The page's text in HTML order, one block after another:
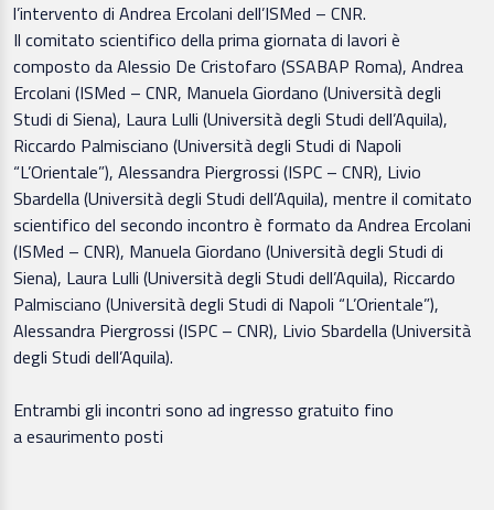
l’intervento di Andrea Ercolani dell’ISMed – CNR.
Il comitato scientifico della prima giornata di lavori è
composto da Alessio De Cristofaro (SSABAP Roma), Andrea
Ercolani (ISMed – CNR, Manuela Giordano (Università degli
Studi di Siena), Laura Lulli (Università degli Studi dell’Aquila),
Riccardo Palmisciano (Università degli Studi di Napoli
“L’Orientale”), Alessandra Piergrossi (ISPC – CNR), Livio
Sbardella (Università degli Studi dell’Aquila), mentre il comitato
scientifico del secondo incontro è formato da Andrea Ercolani
(ISMed – CNR), Manuela Giordano (Università degli Studi di
Siena), Laura Lulli (Università degli Studi dell’Aquila), Riccardo
Palmisciano (Università degli Studi di Napoli “L’Orientale”),
Alessandra Piergrossi (ISPC – CNR), Livio Sbardella (Università
degli Studi dell’Aquila).
Entrambi gli incontri sono ad ingresso gratuito fino
a esaurimento posti